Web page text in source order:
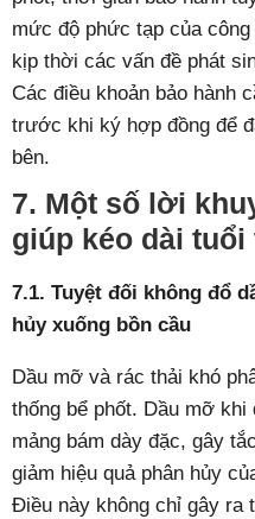
mức độ phức tạp của
kịp thời các vấn đề phát
Các điều khoản bảo hành
trước khi ký hợp đồng để
bên.
7. Một số lời
giúp kéo dài tuổi
7.1. Tuyệt đối không đổ
hủy xuống bồn cầu
Dầu mỡ và rác thải khó
thống bể phốt. Dầu mỡ khi
mảng bám dày đặc, gây
giảm hiệu quả phân hủy
Điều này không chỉ gây ra